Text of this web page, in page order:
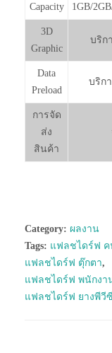
Capacity 1GB/
3D
Graphic
บริก
Data
Preload
บริก
การจัด
ส่ง
สินค้า
Category: ผลงาน
Tags: แฟลชไดร์ฟ
แฟลชไดร์ฟ ตุ๊กตา,
แฟลชไดร์ฟ พนักงา
แฟลชไดร์ฟ ยางพีวีซี